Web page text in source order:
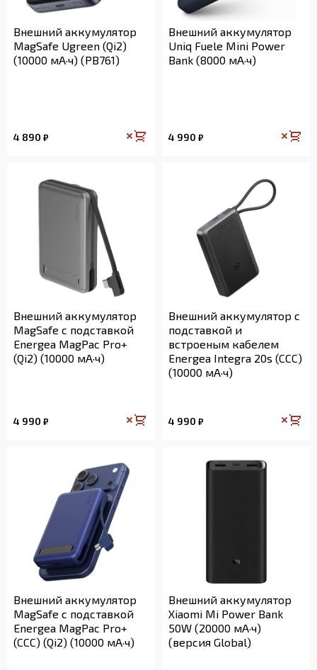
Внешний аккумулятор
MagSafe Ugreen (Qi2)
(10000 мА·ч) (PB761)
4 890 ₽
Внешний аккумулятор
Uniq Fuele Mini Power
Bank (8000 мА·ч)
4 990 ₽
Внешний аккумулятор
MagSafe с подставкой
Energea MagPac Pro+
(Qi2) (10000 мА·ч)
4 990 ₽
Внешний аккумулятор с
подставкой и
встроеным кабелем
Energea Integra 20s (CCC)
(10000 мА·ч)
4 990 ₽
Внешний аккумулятор
MagSafe с подставкой
Energea MagPac Pro+
(CCC) (Qi2) (10000 мА·ч)
Внешний аккумулятор
Xiaomi Mi Power Bank
50W (20000 мА·ч)
(версия Global)